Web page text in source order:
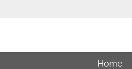
hoofdinhoud
Home